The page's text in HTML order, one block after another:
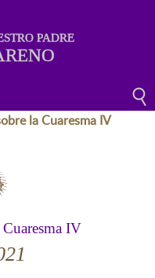
PADRE
la Cuaresma IV
IV